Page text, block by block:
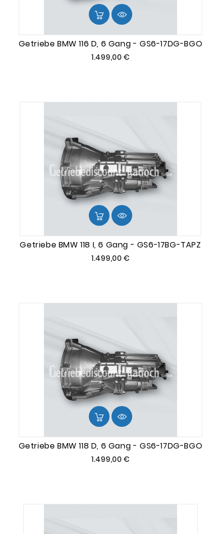
Getriebe BMW 116 D, 6 Gang - GS6-17DG-BGO
1.499,00 €Preis
Getriebe BMW 118 I, 6 Gang - GS6-17BG-TAPZ
1.499,00 €Preis
Getriebe BMW 118 D, 6 Gang - GS6-17DG-BGO
1.499,00 €Preis